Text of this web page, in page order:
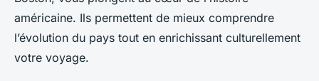
américaine. Ils permettent de mieux comprendre
l’évolution du pays tout en enrichissant culturellement
votre voyage.